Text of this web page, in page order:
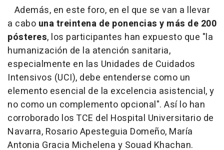
Además, en este foro, en el que se van a llevar
a cabo una treintena de ponencias y más de 200
pósteres, los participantes han expuesto que "la
humanización de la atención sanitaria,
especialmente en las Unidades de Cuidados
Intensivos (UCI), debe entenderse como un
elemento esencial de la excelencia asistencial, y
no como un complemento opcional". Así lo han
corroborado los TCE del Hospital Universitario de
Navarra, Rosario Apesteguia Domeño, María
Antonia Gracia Michelena y Souad Khachan.